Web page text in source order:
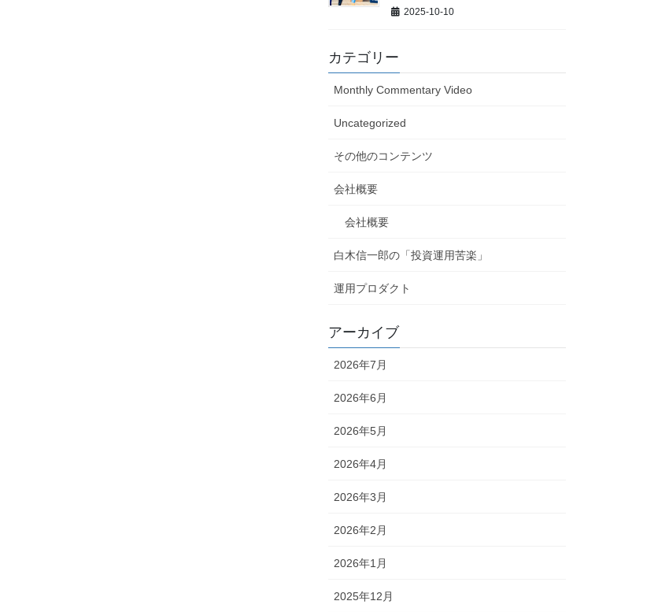
2025-10-10
カテゴリー
Monthly Commentary Video
Uncategorized
その他のコンテンツ
会社概要
会社概要
白木信一郎の「投資運用苦楽」
運用プロダクト
アーカイブ
2026年7月
2026年6月
2026年5月
2026年4月
2026年3月
2026年2月
2026年1月
2025年12月